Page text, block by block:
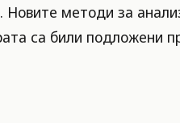
методи за
са били подложени